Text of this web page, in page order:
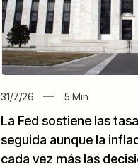
31/7/26 5 Min
La Fed sostiene las
seguida aunque la
cada vez más las